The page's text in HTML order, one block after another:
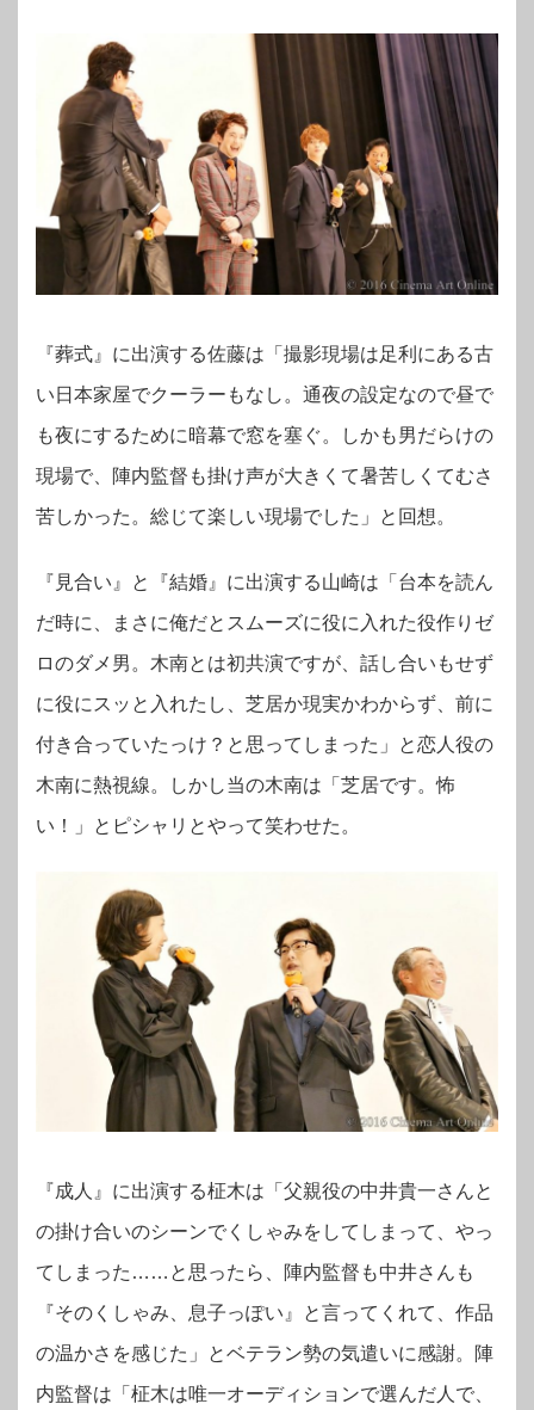
『葬式』に出演する佐藤は「撮影現場は足利にある古
い日本家屋でクーラーもなし。通夜の設定なので昼で
も夜にするために暗幕で窓を塞ぐ。しかも男だらけの
現場で、陣内監督も掛け声が大きくて暑苦しくてむさ
苦しかった。総じて楽しい現場でした」と回想。
『見合い』と『結婚』に出演する山崎は「台本を読ん
だ時に、まさに俺だとスムーズに役に入れた役作りゼ
ロのダメ男。木南とは初共演ですが、話し合いもせず
に役にスッと入れたし、芝居か現実かわからず、前に
付き合っていたっけ？と思ってしまった」と恋人役の
木南に熱視線。しかし当の木南は「芝居です。怖
い！」とピシャリとやって笑わせた。
『成人』に出演する柾木は「父親役の中井貴一さんと
の掛け合いのシーンでくしゃみをしてしまって、やっ
てしまった……と思ったら、陣内監督も中井さんも
『そのくしゃみ、息子っぽい』と言ってくれて、作品
の温かさを感じた」とベテラン勢の気遣いに感謝。陣
内監督は「柾木は唯一オーディションで選んだ人で、